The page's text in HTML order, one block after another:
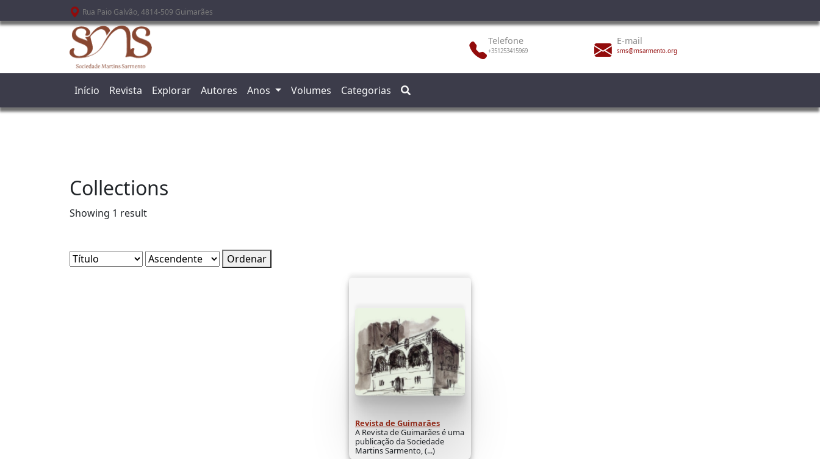
Passar para o conteúdo principal
Rua Paio Galvão, 4814-509 Guimarães
Telefone
+351253415969
E-mail
sms@msarmento.org
Início Revista Explorar Autores Anos Volumes Categorias
Collections
Showing 1 result
Ordenar
Revista de Guimarães
A Revista de Guimarães é uma
publicação da Sociedade
Martins Sarmento, (...)